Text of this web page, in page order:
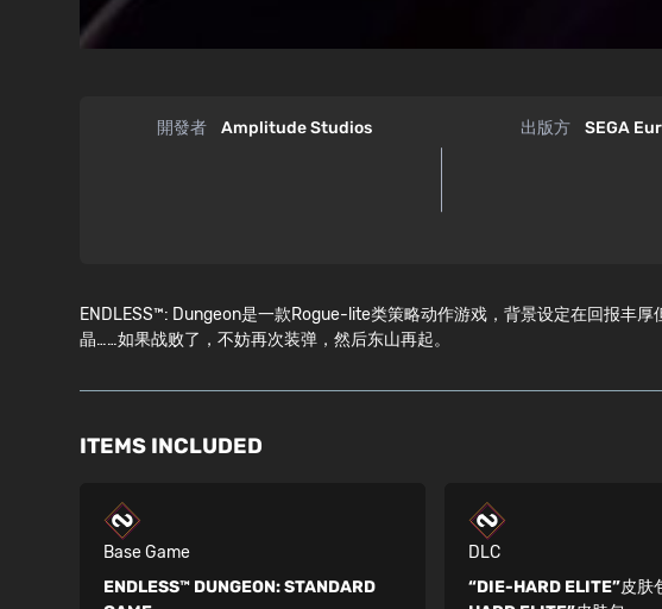
開發者 Amplitude Studios 出版方 SEGA
ENDLESS™: Dungeon是一款Rogue-lite类策略动作游戏，背景设定在回报丰
晶……如果战败了，不妨再次装弹，然后东山再起。
ITEMS INCLUDED
Base Game
ENDLESS™ DUNGEON:STANDARD
DLC
“DIE-HARD ELITE”皮肤